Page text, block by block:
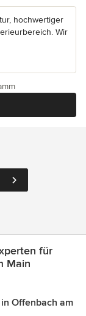
hochwertiger
Wir
für
Main
Offenbach am